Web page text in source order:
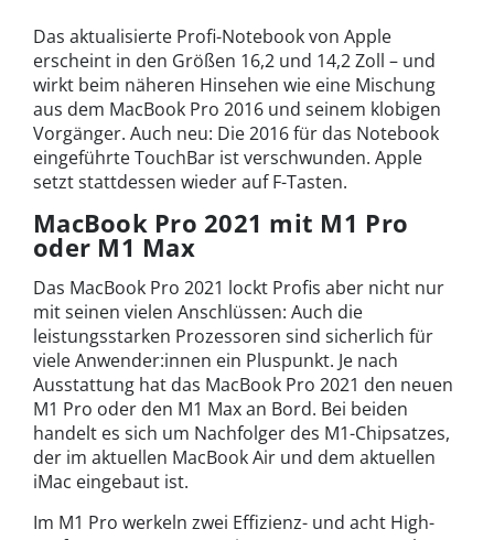
Das aktualisierte Profi-Notebook von Apple
erscheint in den Größen 16,2 und 14,2 Zoll – und
wirkt beim näheren Hinsehen wie eine Mischung
aus dem MacBook Pro 2016 und seinem klobigen
Vorgänger. Auch neu: Die 2016 für das Notebook
eingeführte TouchBar ist verschwunden. Apple
setzt stattdessen wieder auf F-Tasten.
MacBook Pro 2021 mit M1 Pro
oder M1 Max
Das MacBook Pro 2021 lockt Profis aber nicht nur
mit seinen vielen Anschlüssen: Auch die
leistungsstarken Prozessoren sind sicherlich für
viele Anwender:innen ein Pluspunkt. Je nach
Ausstattung hat das MacBook Pro 2021 den neuen
M1 Pro oder den M1 Max an Bord. Bei beiden
handelt es sich um Nachfolger des M1-Chipsatzes,
der im aktuellen MacBook Air und dem aktuellen
iMac eingebaut ist.
Im M1 Pro werkeln zwei Effizienz- und acht High-